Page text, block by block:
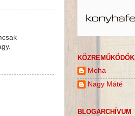
KÖZREMŰKÖDŐK
Moha
Nagy Máté
BLOGARCHÍVUM